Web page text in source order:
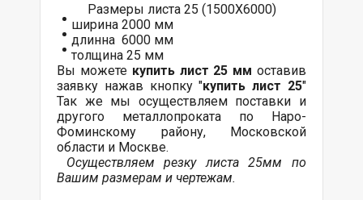
Размеры листа 25 (1500Х6000)
ширина 2000 мм
длинна 6000 мм
толщина 25 мм
Вы можете купить лист 25 ммоставив
заявку нажав кнопку "купить лист 25"
Так же мы осуществляем поставки и
другого металлопроката по Наро-
Фоминскому району, Московской
области и Москве.
Осуществляем резку листа 25мм по
Вашим размерам и чертежам.